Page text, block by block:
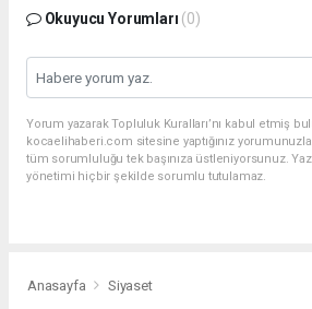
Okuyucu Yorumları (0)
Yorum yazarak Topluluk Kuralları’nı kabul etmiş
kocaelihaberi.com sitesine yaptığınız
tüm sorumluluğu tek başınıza üstleniyorsunuz.
yönetimi hiçbir şekilde sorumlu tutulamaz.
Anasayfa Siyaset